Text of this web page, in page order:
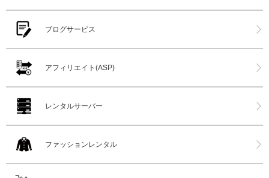
ブログサービス
アフィリエイト(ASP)
レンタルサーバー
ファッションレンタル